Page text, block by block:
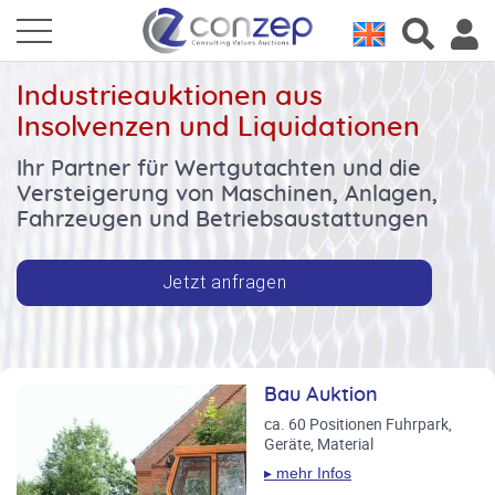
Industrieauktionen aus
Insolvenzen und Liquidationen
Ihr Partner für Wertgutachten und die
Versteigerung von Maschinen, Anlagen,
Fahrzeugen und Betriebsaustattungen
Jetzt anfragen
Bau Auktion
ca. 60 Positionen Fuhrpark,
Geräte, Material
▸ mehr Infos
Tischlerei-Auktion
ca. 120 Position gepflegter
Maschinen- und
Werkzeugbestand, u.a.
Breitbandschlieferm
Bitte beachten Sie die
Auktionen im Juli und
August
Handwerk, Fahrzeuge,
Metallbearbeitung, Bau